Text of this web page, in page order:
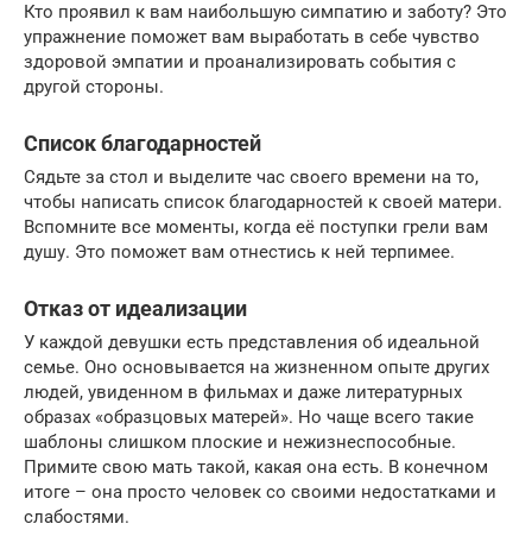
Кто проявил к вам наибольшую симпатию и заботу? Это
упражнение поможет вам выработать в себе чувство
здоровой эмпатии и проанализировать события с
другой стороны.
Список благодарностей
Сядьте за стол и выделите час своего времени на то,
чтобы написать список благодарностей к своей матери.
Вспомните все моменты, когда её поступки грели вам
душу. Это поможет вам отнестись к ней терпимее.
Отказ от идеализации
У каждой девушки есть представления об идеальной
семье. Оно основывается на жизненном опыте других
людей, увиденном в фильмах и даже литературных
образах «образцовых матерей». Но чаще всего такие
шаблоны слишком плоские и нежизнеспособные.
Примите свою мать такой, какая она есть. В конечном
итоге – она просто человек со своими недостатками и
слабостями.